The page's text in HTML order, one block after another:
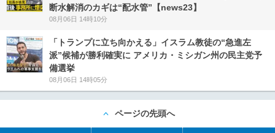
断水解消のカギは“配水管”【news23】
08月06日 14時10分
「トランプに立ち向かえる」イスラム教徒の“急進左
派”候補が勝利確実に アメリカ・ミシガン州の民主党予
備選挙
08月06日 14時05分
ページの先頭へ